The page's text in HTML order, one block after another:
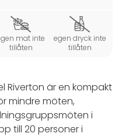
mat inte
tillåten
egen dryck inte
tillåten
Riverton är en kompakt
mindre möten,
i
till 20 personer i